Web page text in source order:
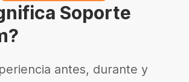
Soporte
antes, durante y